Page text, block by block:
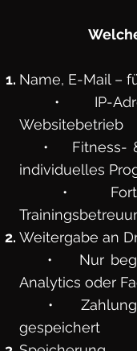
Name, E-Mail –
• IP-
Websitebetrieb
• Fitness- &
individuelles
•
Weitergabe an
• Nur
Analytics oder
•
gespeichert